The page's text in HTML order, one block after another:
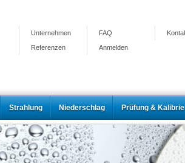
Unternehmen FAQ
Referenzen
Anmelden
Strahlung Niederschlag Prüfung &